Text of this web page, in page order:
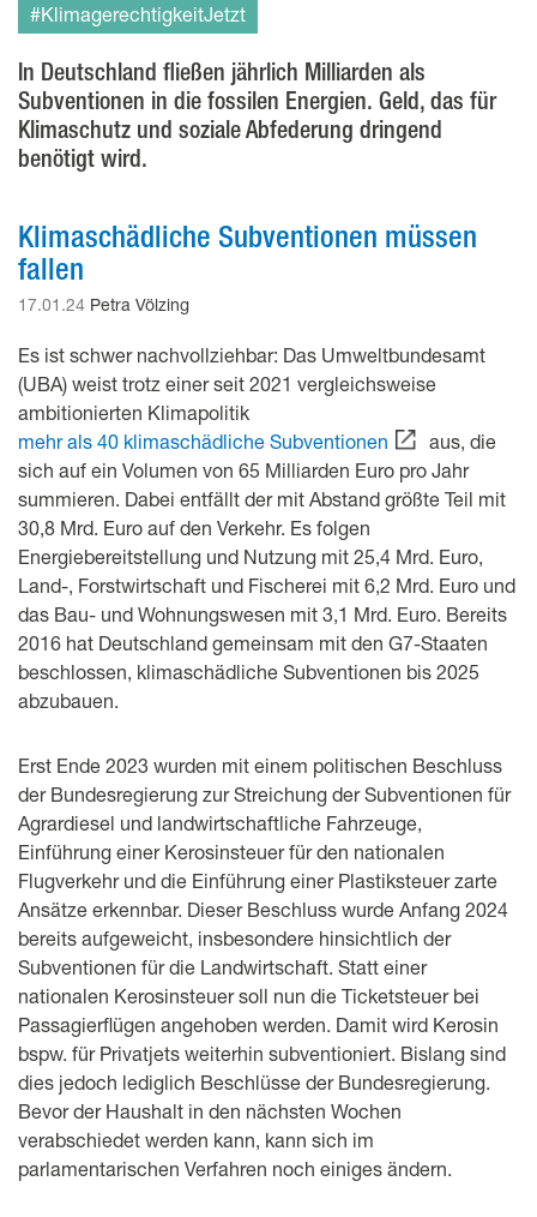
#KlimagerechtigkeitJetzt
In Deutschland fließen jährlich Milliarden als
Subventionen in die fossilen Energien. Geld, das für
Klimaschutz und soziale Abfederung dringend
benötigt wird.
Klimaschädliche Subventionen müssen
fallen
17.01.24 Petra Völzing
Es ist schwer nachvollziehbar: Das Umweltbundesamt
(UBA) weist trotz einer seit 2021 vergleichsweise
ambitionierten Klimapolitik
mehr als 40 klimaschädliche Subventionen
aus, die
sich auf ein Volumen von 65 Milliarden Euro pro Jahr
summieren. Dabei entfällt der mit Abstand größte Teil mit
30,8 Mrd. Euro auf den Verkehr. Es folgen
Energiebereitstellung und Nutzung mit 25,4 Mrd. Euro,
Land-, Forstwirtschaft und Fischerei mit 6,2 Mrd. Euro und
das Bau- und Wohnungswesen mit 3,1 Mrd. Euro. Bereits
2016 hat Deutschland gemeinsam mit den G7-Staaten
beschlossen, klimaschädliche Subventionen bis 2025
abzubauen.
Erst Ende 2023 wurden mit einem politischen Beschluss
der Bundesregierung zur Streichung der Subventionen für
Agrardiesel und landwirtschaftliche Fahrzeuge,
Einführung einer Kerosinsteuer für den nationalen
Flugverkehr und die Einführung einer Plastiksteuer zarte
Ansätze erkennbar. Dieser Beschluss wurde Anfang 2024
bereits aufgeweicht, insbesondere hinsichtlich der
Subventionen für die Landwirtschaft. Statt einer
nationalen Kerosinsteuer soll nun die Ticketsteuer bei
Passagierflügen angehoben werden. Damit wird Kerosin
bspw. für Privatjets weiterhin subventioniert. Bislang sind
dies jedoch lediglich Beschlüsse der Bundesregierung.
Bevor der Haushalt in den nächsten Wochen
verabschiedet werden kann, kann sich im
parlamentarischen Verfahren noch einiges ändern.